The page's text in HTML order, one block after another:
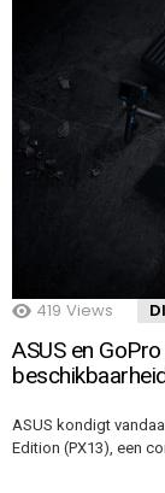
419 Views
ASUS en
ASUS kondigt
Edition (PX13), een